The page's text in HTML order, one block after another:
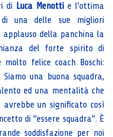
di Luca Menotti e l’ottima
una delle sue migliori
della panchina la
del forte spirito di
felice coach Boschi:
una buona squadra,
ed una mentalità che
un significato così
di “essere squadra”. È
soddisfazione per noi